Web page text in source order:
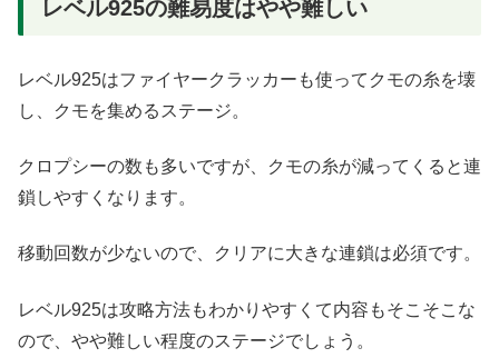
レベル925の難易度はやや難しい
レベル925はファイヤークラッカーも使ってクモの糸を壊
し、クモを集めるステージ。
クロプシーの数も多いですが、クモの糸が減ってくると連
鎖しやすくなります。
移動回数が少ないので、クリアに大きな連鎖は必須です。
レベル925は攻略方法もわかりやすくて内容もそこそこな
ので、やや難しい程度のステージでしょう。